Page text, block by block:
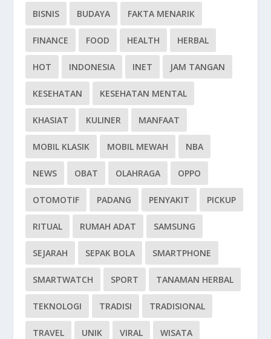
BISNIS BUDAYA FAKTA MENARIK
FINANCE FOOD HEALTH HERBAL
HOT INDONESIA INET JAM TANGAN
KESEHATAN KESEHATAN MENTAL
KHASIAT KULINER MANFAAT
MOBIL KLASIK MOBIL MEWAH NBA
NEWS OBAT OLAHRAGA OPPO
OTOMOTIF PADANG PENYAKIT PICKUP
RITUAL RUMAH ADAT SAMSUNG
SEJARAH SEPAK BOLA SMARTPHONE
SMARTWATCH SPORT TANAMAN HERBAL
TEKNOLOGI TRADISI TRADISIONAL
TRAVEL UNIK VIRAL WISATA